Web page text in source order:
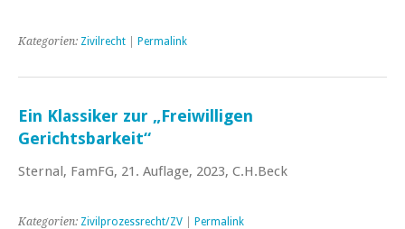
Kategorien: Zivilrecht Permalink
Ein Klassiker zur „Freiwilligen
Gerichtsbarkeit“
Sternal, FamFG, 21. Auflage, 2023, C.H.Beck
Kategorien: Zivilprozessrecht/ZV Permalink